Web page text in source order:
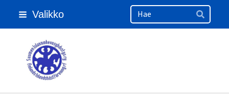
Siirry
Valikko Haku
Hae
Suomen Islanninhevosyhdistys ry